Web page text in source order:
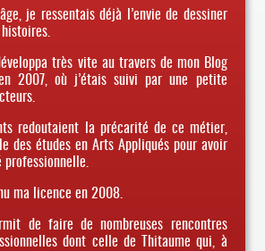
je ressentais déjà l’envie de dessiner
très vite au travers de mon Blog
2007, où j’étais suivi par une petite
redoutaient la précarité de ce métier,
des études en Arts Appliqués pour avoir
ma licence en 2008.
de faire de nombreuses rencontres
dont celle de Thitaume qui, à